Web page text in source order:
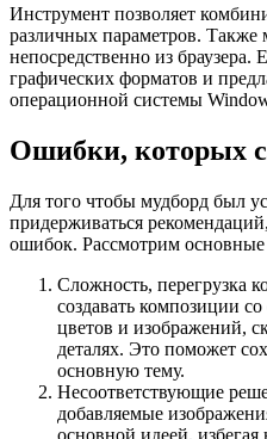
Инструмент позволяет
различных параметров. Также
непосредственно из браузера.
графических форматов и
операционной системы
Ошибки, которых
Для того чтобы мудборд был
придерживаться
ошибок. Рассмотрим основные
Сложность, перегрузка
создавать композиции
цветов и изображений,
деталях. Это поможет
основную тему.
Несоответствующие
добавляемые